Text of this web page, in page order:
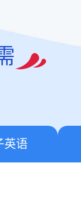
英语